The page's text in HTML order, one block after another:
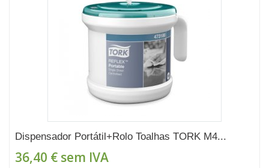
Dispensador Portátil+Rolo Toalhas TORK M4...
36,40 € sem IVA